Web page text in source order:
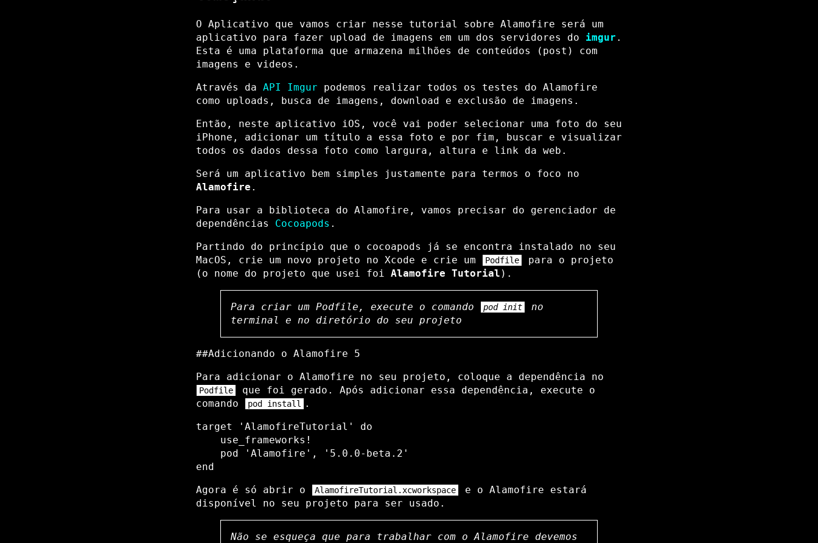
O Aplicativo que vamos criar nesse tutorial sobre Alamofire será um
aplicativo para fazer upload de imagens em um dos servidores do imgur .
Esta é uma plataforma que armazena milhões de conteúdos (post) com
imagens e videos.
Através da API Imgur podemos realizar todos os testes do Alamofire
como uploads, busca de imagens, download e exclusão de imagens.
Então, neste aplicativo iOS, você vai poder selecionar uma foto do seu
iPhone, adicionar um título a essa foto e por fim, buscar e visualizar
todos os dados dessa foto como largura, altura e link da web.
Será um aplicativo bem simples justamente para termos o foco no
Alamofire .
Para usar a biblioteca do Alamofire, vamos precisar do gerenciador de
dependências Cocoapods .
Partindo do princípio que o cocoapods já se encontra instalado no seu
MacOS, crie um novo projeto no Xcode e crie um
Podfile
para o projeto
(o nome do projeto que usei foi Alamofire Tutorial ).
Para criar um Podfile, execute o comando pod init
no
terminal e no diretório do seu projeto
​##Adicionando o Alamofire 5
Para adicionar o Alamofire no seu projeto, coloque a dependência no
Podfile
que foi gerado. Após adicionar essa dependência, execute o
comando
pod install
.
target 'AlamofireTutorial' do
    use_frameworks!
    pod 'Alamofire', '5.0.0-beta.2'
Agora é só abrir o
AlamofireTutorial.xcworkspace
e o Alamofire estará
disponível no seu projeto para ser usado.
Não se esqueça que para trabalhar com o Alamofire devemos